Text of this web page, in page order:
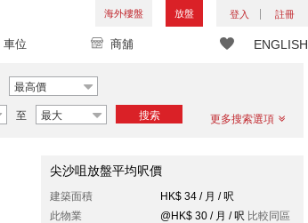
海外樓盤 放盤 登入 註冊
ENGLISH
車位 商舖
最高價
至 最大 搜索 更多搜索選項
尖沙咀放盤平均呎價
建築面積
HK$ 34 / 月 / 呎
此物業
@HK$ 30 / 月 / 呎 比較同區